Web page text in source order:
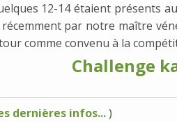
12-14 étaient présents
par notre maître
comme convenu à la
Challenge
dernières infos...)